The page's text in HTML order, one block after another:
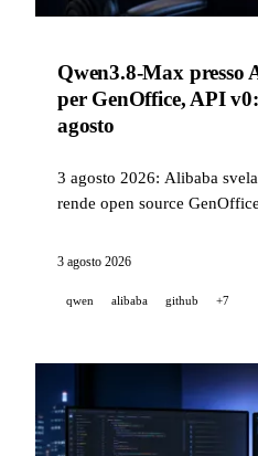
Qwen3.8-Max presso
per GenOffice, API
agosto
3 agosto 2026: Alibaba
rende open source
MiniMax H3 e Runway
3 agosto 2026
qwen alibaba github +7